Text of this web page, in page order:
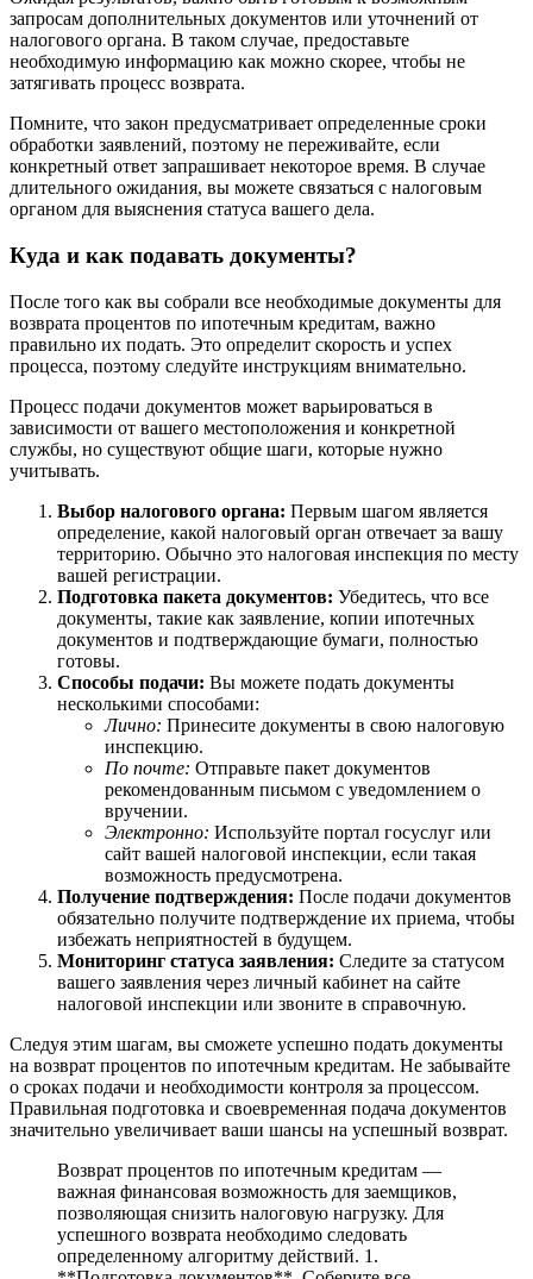
запросам дополнительных документов или уточнений от
налогового органа. В таком случае, предоставьте
необходимую информацию как можно скорее, чтобы не
затягивать процесс возврата.
Помните, что закон предусматривает определенные сроки
обработки заявлений, поэтому не переживайте, если
конкретный ответ запрашивает некоторое время. В случае
длительного ожидания, вы можете связаться с налоговым
органом для выяснения статуса вашего дела.
Куда и как подавать документы?
После того как вы собрали все необходимые документы для
возврата процентов по ипотечным кредитам, важно
правильно их подать. Это определит скорость и успех
процесса, поэтому следуйте инструкциям внимательно.
Процесс подачи документов может варьироваться в
зависимости от вашего местоположения и конкретной
службы, но существуют общие шаги, которые нужно
учитывать.
Выбор налогового органа: Первым шагом является
определение, какой налоговый орган отвечает за вашу
территорию. Обычно это налоговая инспекция по месту
вашей регистрации.
Подготовка пакета документов: Убедитесь, что все
документы, такие как заявление, копии ипотечных
документов и подтверждающие бумаги, полностью
готовы.
Способы подачи: Вы можете подать документы
несколькими способами:
Лично: Принесите документы в свою налоговую
инспекцию.
По почте: Отправьте пакет документов
рекомендованным письмом с уведомлением о
вручении.
Электронно: Используйте портал госуслуг или
сайт вашей налоговой инспекции, если такая
возможность предусмотрена.
Получение подтверждения: После подачи документов
обязательно получите подтверждение их приема, чтобы
избежать неприятностей в будущем.
Мониторинг статуса заявления: Следите за статусом
вашего заявления через личный кабинет на сайте
налоговой инспекции или звоните в справочную.
Следуя этим шагам, вы сможете успешно подать документы
на возврат процентов по ипотечным кредитам. Не забывайте
о сроках подачи и необходимости контроля за процессом.
Правильная подготовка и своевременная подача документов
значительно увеличивает ваши шансы на успешный возврат.
Возврат процентов по ипотечным кредитам —
важная финансовая возможность для заемщиков,
позволяющая снизить налоговую нагрузку. Для
успешного возврата необходимо следовать
определенному алгоритму действий. 1.